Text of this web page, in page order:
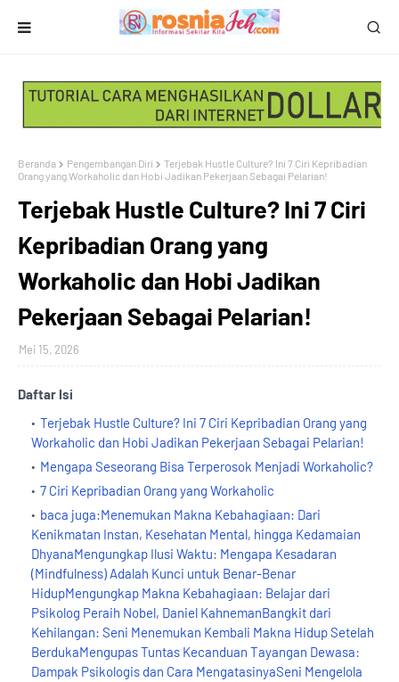
Beranda Pengembangan Diri
Terjebak Hustle Culture? Ini 7 Ciri Kepribadian
Orang yang Workaholic dan Hobi Jadikan Pekerjaan Sebagai Pelarian!
Terjebak Hustle Culture? Ini 7 Ciri
Kepribadian Orang yang
Workaholic dan Hobi Jadikan
Pekerjaan Sebagai Pelarian!
Mei 15, 2026
Daftar Isi
Terjebak Hustle Culture? Ini 7 Ciri Kepribadian Orang yang
Workaholic dan Hobi Jadikan Pekerjaan Sebagai Pelarian!
Mengapa Seseorang Bisa Terperosok Menjadi Workaholic?
7 Ciri Kepribadian Orang yang Workaholic
baca juga:Menemukan Makna Kebahagiaan: Dari
Kenikmatan Instan, Kesehatan Mental, hingga Kedamaian
DhyanaMengungkap Ilusi Waktu: Mengapa Kesadaran
(Mindfulness) Adalah Kunci untuk Benar-Benar
HidupMengungkap Makna Kebahagiaan: Belajar dari
Psikolog Peraih Nobel, Daniel KahnemanBangkit dari
Kehilangan: Seni Menemukan Kembali Makna Hidup Setelah
BerdukaMengupas Tuntas Kecanduan Tayangan Dewasa:
Dampak Psikologis dan Cara MengatasinyaSeni Mengelola